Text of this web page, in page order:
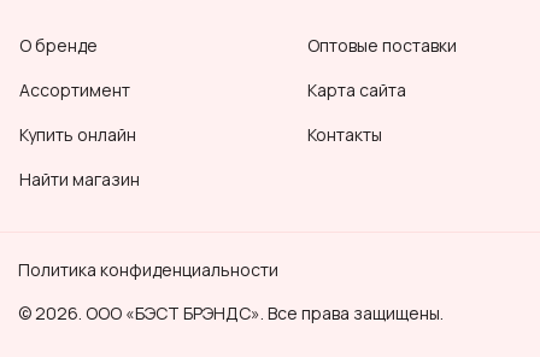
О бренде
Ассортимент
Купить онлайн
Найти магазин
Оптовые поставки
Карта сайта
Контакты
© 2026. ООО «БЭСТ БРЭНДС». Все права защищены.
Политика конфиденциальности